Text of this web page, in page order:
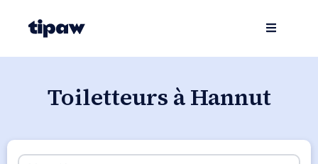
Toiletteurs à Hannut